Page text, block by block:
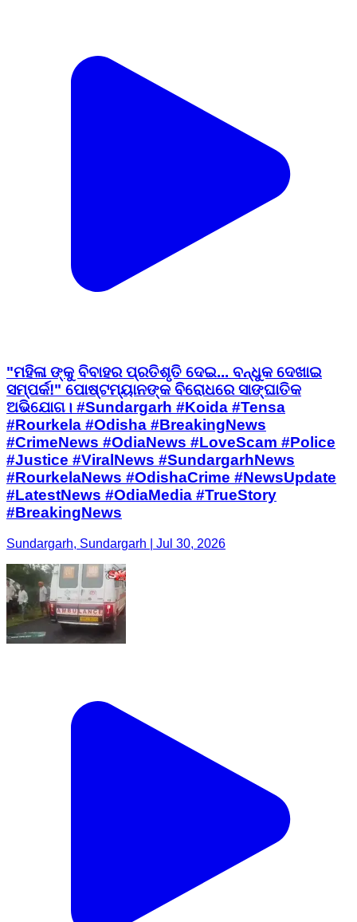
"ମହିଳା ଙ୍କୁ ବିବାହର ପ୍ରତିଶୃତି ଦେଇ... ବନ୍ଧୁକ ଦେଖାଇ
ସମ୍ପର୍କ!" ପୋଷ୍ଟମ୍ୟାନଙ୍କ ବିରୋଧରେ ସାଙ୍ଘାତିକ
ଅଭିଯୋଗ। #Sundargarh #Koida #Tensa
#Rourkela #Odisha #BreakingNews
#CrimeNews #OdiaNews #LoveScam #Police
#Justice #ViralNews #SundargarhNews
#RourkelaNews #OdishaCrime #NewsUpdate
#LatestNews #OdiaMedia #TrueStory
#BreakingNews
Sundargarh, Sundargarh | Jul 30, 2026